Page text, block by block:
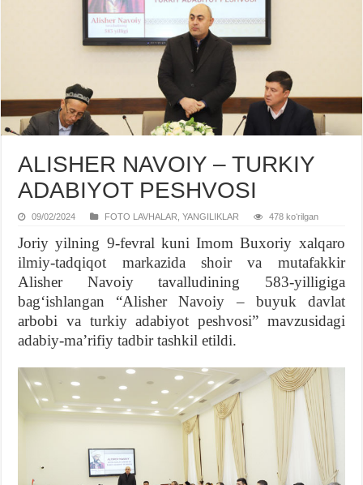
ALISHER NAVOIY – TURKIY
ADABIYOT PESHVOSI
09/02/2024 FOTO LAVHALAR ,YANGILIKLAR 478 koʻrilgan
Joriy yilning 9-fevral kuni Imom Buxoriy xalqaro
ilmiy-tadqiqot markazida shoir va mutafakkir
Alisher Navoiy tavalludining 583-yilligiga
bagʻishlangan “Alisher Navoiy – buyuk davlat
arbobi va turkiy adabiyot peshvosi” mavzusidagi
adabiy-maʼrifiy tadbir tashkil etildi.